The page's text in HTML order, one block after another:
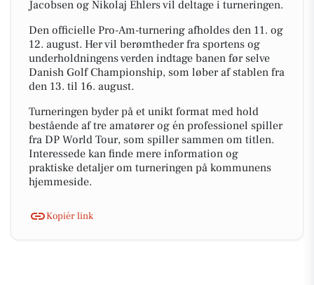
Jacobsen og Nikolaj Ehlers vil deltage i turneringen.
Den officielle Pro-Am-turnering afholdes den 11. og
12. august. Her vil berømtheder fra sportens og
underholdningens verden indtage banen før selve
Danish Golf Championship, som løber af stablen fra
den 13. til 16. august.
Turneringen byder på et unikt format med hold
bestående af tre amatører og én professionel spiller
fra DP World Tour, som spiller sammen om titlen.
Interessede kan finde mere information og
praktiske detaljer om turneringen på kommunens
hjemmeside.
Kopiér link